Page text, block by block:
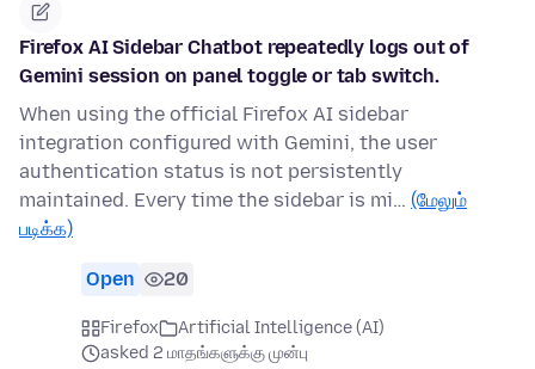
Firefox AI Sidebar Chatbot repeatedly logs out of
Gemini session on panel toggle or tab switch.
When using the official Firefox AI sidebar
integration configured with Gemini, the user
authentication status is not persistently
maintained. Every time the sidebar is mi… (மேலும்
படிக்க)
Open 20
Firefox
Artificial Intelligence (AI)
asked 2 மாதங்களுக்கு முன்பு